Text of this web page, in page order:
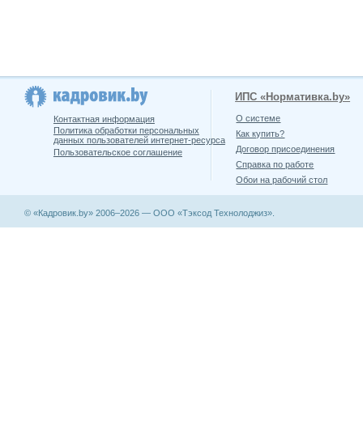
Контактная информация
Политика обработки персональных
данных пользователей интернет-ресурса
Пользовательское соглашение
ИПС «Нормативка.by»
О системе
Как купить?
Договор присоединения
Справка по работе
Обои на рабочий стол
© «Кадровик.by» 2006–2026 — ООО «Тэксод Технолоджиз».